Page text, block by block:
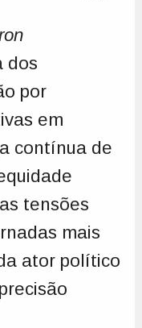
dos
por
em
contínua de
tensões
mais
ator político